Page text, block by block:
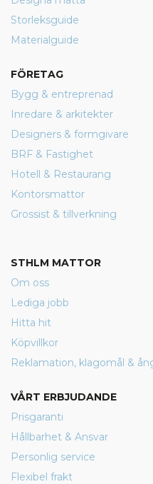
Storleksguide
Materialguide
FÖRETAG
Bygg & entreprenad
Inredare & arkitekter
Designers & formgivare
BRF & Fastighet
Hotell & Restaurang
Kontorsmattor
Grossist & tillverkning
STHLM MATTOR
Om oss
Lediga jobb
Hitta hit
Köpvillkor
Reklamation, klagomål &
VÅRT ERBJUDANDE
Prisgaranti
Hållbarhet & Ansvar
Personlig service
Flexibel frakt